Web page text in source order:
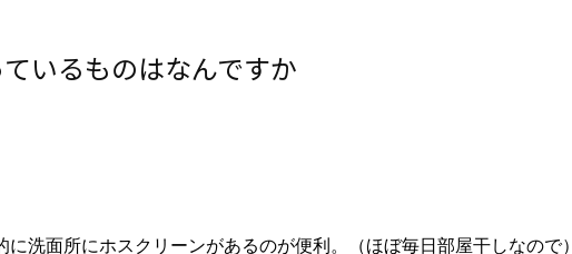
いるものはなんですか
洗面所にホスクリーンがあるのが便利。（ほぼ毎日部屋干しなので）